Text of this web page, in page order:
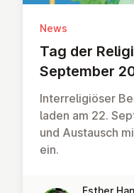
News
Tag der
September
Interreligiöser
laden am 22.
und Austausch
ein.
Esther